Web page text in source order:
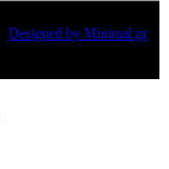
Designed by Minimal.gr